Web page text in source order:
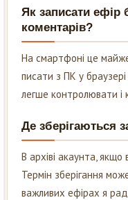
Як записати ефір
коментарів?
На смартфоні це
писати з ПК у
легше контролювати і
Де зберігаються
В архіві акаунта, якщо
Термін зберігання
важливих ефірах я